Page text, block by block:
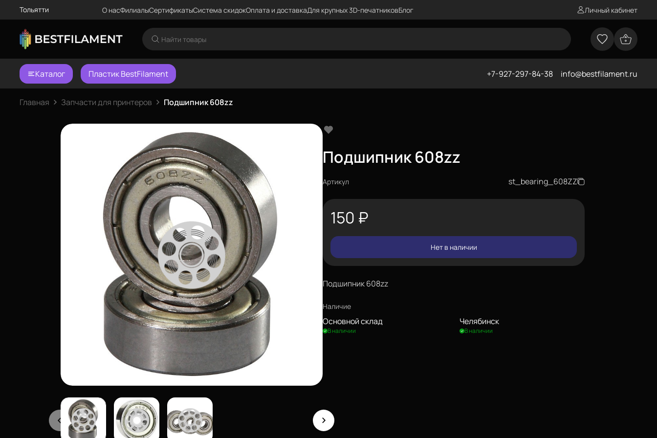
Тольятти О насФилиалыСертификатыСистема скидокОплата и доставкаДля крупных 3D-печатниковБлог Личный кабинет
Каталог Пластик BestFilament +7-927-297-84-38 info@bestfilament.ru
Главная Запчасти для принтеров Подшипник 608zz
Подшипник 608zz
Артикул st_bearing_608ZZ
150 ₽
Нет в наличии
Подшипник 608zz
Наличие
Основной склад
В наличии
Челябинск
В наличии